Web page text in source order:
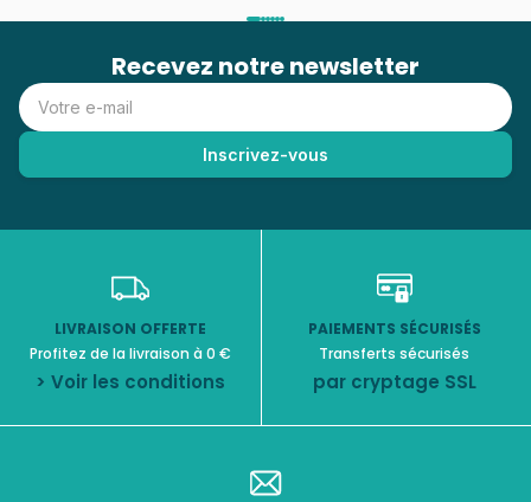
Recevez notre newsletter
LIVRAISON OFFERTE
Profitez de la livraison à 0 €
> Voir les conditions
PAIEMENTS SÉCURISÉS
Transferts sécurisés
par cryptage SSL